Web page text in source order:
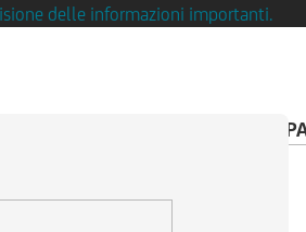
delle informazioni importanti.
CALENDARIO